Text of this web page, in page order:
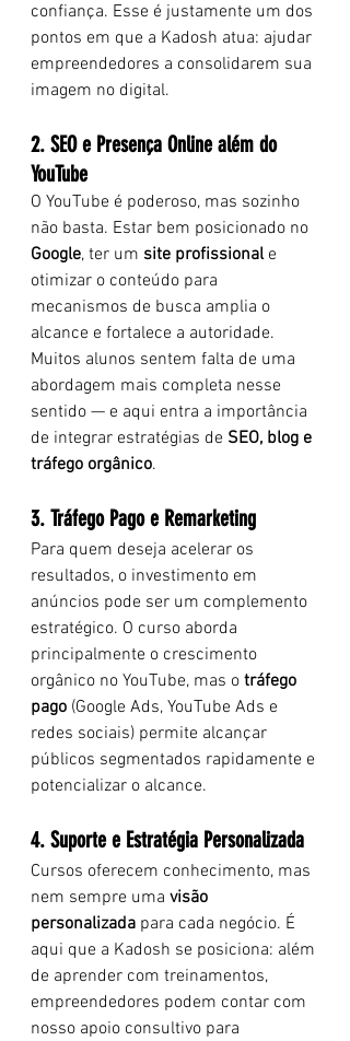
confiança. Esse é justamente um dos
pontos em que a Kadosh atua: ajudar
empreendedores a consolidarem sua
imagem no digital.
2. SEO e Presença Online além do
YouTube
O YouTube é poderoso, mas sozinho
não basta. Estar bem posicionado no
Google, ter um site profissional e
otimizar o conteúdo para
mecanismos de busca amplia o
alcance e fortalece a autoridade.
Muitos alunos sentem falta de uma
abordagem mais completa nesse
sentido — e aqui entra a importância
de integrar estratégias de SEO, blog e
tráfego orgânico.
3. Tráfego Pago e Remarketing
Para quem deseja acelerar os
resultados, o investimento em
anúncios pode ser um complemento
estratégico. O curso aborda
principalmente o crescimento
orgânico no YouTube, mas o tráfego
pago (Google Ads, YouTube Ads e
redes sociais) permite alcançar
públicos segmentados rapidamente e
potencializar o alcance.
4. Suporte e Estratégia Personalizada
Cursos oferecem conhecimento, mas
nem sempre uma visão
personalizada para cada negócio. É
aqui que a Kadosh se posiciona: além
de aprender com treinamentos,
empreendedores podem contar com
nosso apoio consultivo para